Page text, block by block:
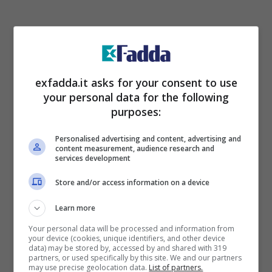
exfadda.it asks for your consent to use
your personal data for the following
purposes:
Personalised advertising and content, advertising and
content measurement, audience research and
services development
Store and/or access information on a device
Learn more
Your personal data will be processed and information from
your device (cookies, unique identifiers, and other device
data) may be stored by, accessed by and shared with 319
partners, or used specifically by this site. We and our partners
may use precise geolocation data. List of partners.